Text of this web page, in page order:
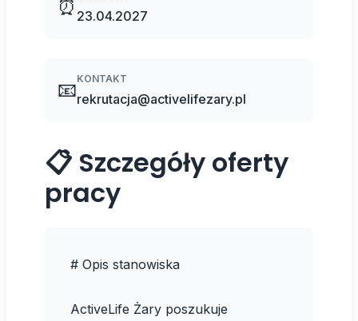
⏰ 23.04.2027
📧KONTAKT
rekrutacja@activelifezary.pl
📋 Szczegóły oferty
pracy
# Opis stanowiska
ActiveLife Żary poszukuje